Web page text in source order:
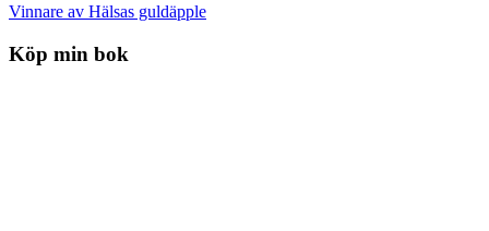
Vinnare av Hälsas guldäpple
Köp min bok